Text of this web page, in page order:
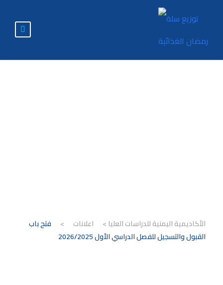
الأكاديمية اليمنية للدراسات العليا > اعلانات >
فتح باب
القبول والتسجيل للفصل الدراسي الأول 2026/2025